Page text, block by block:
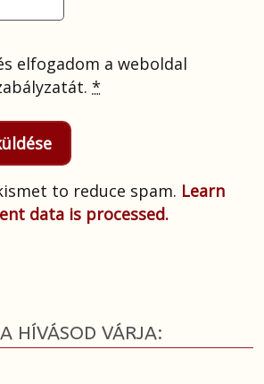
elfogadom a weboldal
*
to reduce spam. Learn
data is processed.
HÍVÁSOD VÁRJA: